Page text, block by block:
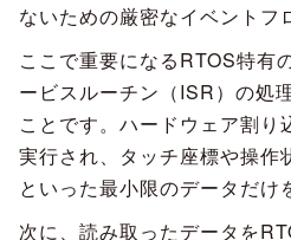
ないための厳密なイベントフ
ここで重要になるRTOS特有
ービスルーチン（ISR）の処
ことです。ハードウェア割
実行され、タッチ座標や操作
といった最小限のデータだけ
次に、読み取ったデータを